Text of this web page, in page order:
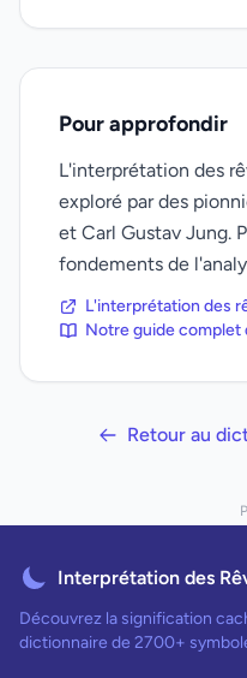
Pour approfondir
L'interprétation des
exploré par des
et Carl Gustav Jung.
fondements de
L'interprétation des
Notre guide complet
Retour au
Interprétation des
Découvrez la signification
dictionnaire de 2700+